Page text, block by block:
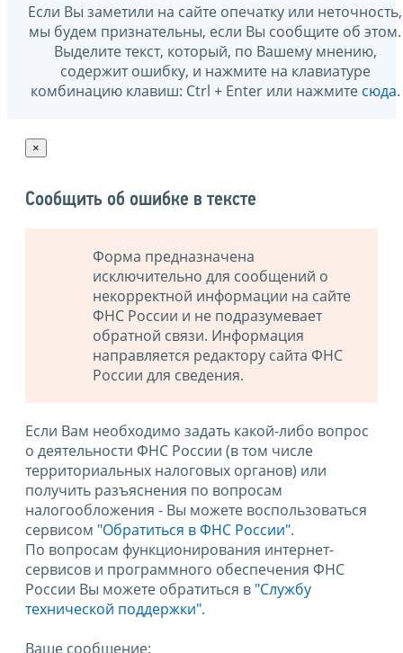
Если Вы заметили на сайте опечатку или неточность,
мы будем признательны, если Вы сообщите об этом.
Выделите текст, который, по Вашему мнению,
содержит ошибку, и нажмите на клавиатуре
комбинацию клавиш: Ctrl + Enter или нажмите сюда.
×
Сообщить об ошибке в тексте
Форма предназначена
исключительно для сообщений о
некорректной информации на сайте
ФНС России и не подразумевает
обратной связи. Информация
направляется редактору сайта ФНС
России для сведения.
Если Вам необходимо задать какой-либо вопрос
о деятельности ФНС России (в том числе
территориальных налоговых органов) или
получить разъяснения по вопросам
налогообложения - Вы можете воспользоваться
сервисом "Обратиться в ФНС России".
По вопросам функционирования интернет-
сервисов и программного обеспечения ФНС
России Вы можете обратиться в "Службу
технической поддержки".
Ваше сообщение: